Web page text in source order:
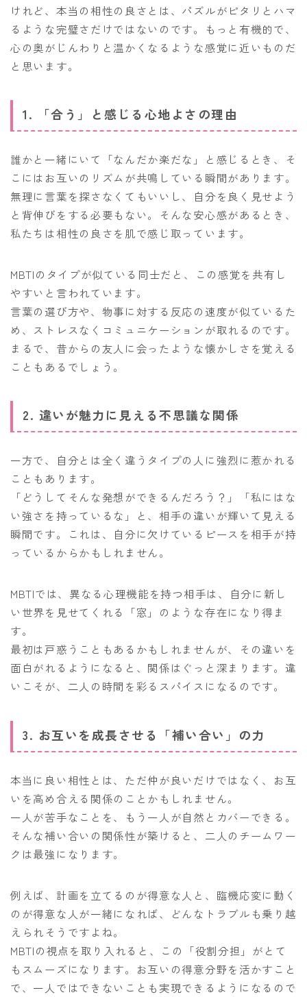
けれど、本当の相性の良さとは、パズルがピタリとハマ
るような完璧さだけではないのです。もっと有機的で、
心の奥がじんわりと温かくなるような感覚に近いものだ
と思います。
1. 「合う」と感じる心地よさの理由
誰かと一緒にいて「なんだか楽だな」と感じるとき、そ
こにはお互いのリズムが共鳴している瞬間があります。
無理に言葉を探さなくてもいいし、自分を良く見せよう
と背伸びをする必要もない。そんな安心感があるとき、
私たちは相性の良さを肌で感じ取っています。
MBTIのタイプが似ている同士だと、この感覚を共有し
やすいと言われています。
言葉の選び方や、物事に対する反応の速度が似ているた
め、ストレスなくコミュニケーションが取れるのです。
まるで、昔からの友人に会ったような懐かしさを覚える
こともあるでしょう。
2. 違いが魅力に見える不思議な関係
一方で、自分とは全く違うタイプの人に強烈に惹かれる
こともあります。
「どうしてそんな発想ができるんだろう？」「私にはな
い強さを持っているな」と、相手の違いが輝いて見える
瞬間です。これは、自分に欠けているピースを相手が持
っているからかもしれません。
MBTIでは、異なる心理機能を持つ相手は、自分に新し
い世界を見せてくれる「窓」のような存在になり得ま
す。
最初は戸惑うこともあるかもしれませんが、その違いを
面白がれるようになると、関係はぐっと深まります。違
いこそが、二人の時間を彩るスパイスになるのです。
3. お互いを成長させる「補い合い」の力
本当に良い相性とは、ただ仲が良いだけではなく、お互
いを高め合える関係のことかもしれません。
一人が苦手なことを、もう一人が自然とカバーできる。
そんな補い合いの関係性が築けると、二人のチームワー
クは最強になります。
例えば、計画を立てるのが得意な人と、臨機応変に動く
のが得意な人が一緒になれば、どんなトラブルも乗り越
えられそうですよね。
MBTIの視点を取り入れると、この「役割分担」がとて
もスムーズになります。お互いの得意分野を活かすこと
で、一人ではできないことも実現できるようになるので